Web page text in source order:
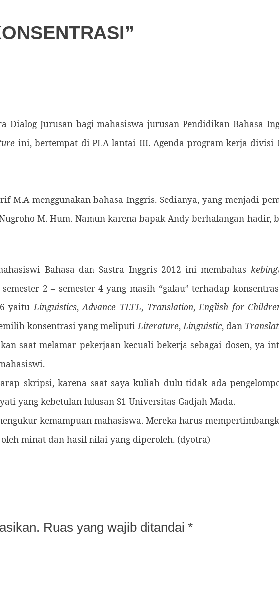
Dialog Jurusan bagi mahasiswa jurusan Pendidikan Bahasa
ini, bertempat di PLA lantai III. Agenda program kerja divisi
M.A menggunakan bahasa Inggris. Sedianya, yang menjadi
M. Hum. Namun karena bapak Andy berhalangan
Bahasa dan Sastra Inggris 2012 ini membahas
2 – semester 4 yang masih “galau” terhadap
yaitu Linguistics, Advance TEFL, Translation, English for
konsentrasi yang meliputi Literature, Linguistic, dan
saat melamar pekerjaan kecuali bekerja sebagai dosen, ya
skripsi, karena saat saya kuliah dulu tidak ada
yang kebetulan lulusan S1 Universitas Gadjah Mada.
kemampuan mahasiswa. Mereka harus
minat dan hasil nilai yang diperoleh. (dyotra)
Ruas yang wajib ditandai *